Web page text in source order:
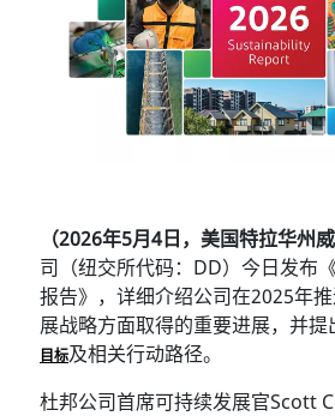
（2026年5月4日，美国特拉华州
司（纽交所代码：DD）今日发布
报告》，详细介绍公司在2025年
展战略方面取得的重要进展，并提
目标及相关行动路径。
杜邦公司首席可持续发展官Scott